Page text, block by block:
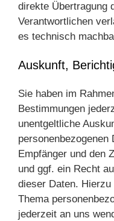
direkte Übertragung
Verantwortlichen
es technisch
Auskunft,
Sie haben im
Bestimmungen
unentgeltliche
personenbezogenen
Empfänger und den
und ggf. ein Recht
dieser Daten.
Thema
jederzeit an uns